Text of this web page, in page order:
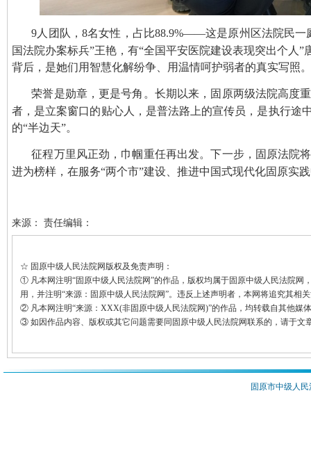
9人团队，8名女性，占比88.9%——这是原州区法院民一
国法院办案标兵”王艳，有“全国平安医院建设表现突出个人
背后，是她们用智慧化解纷争、用温情呵护弱者的真实写照
荣誉是勋章，更是号角。长期以来，固原两级法院高度
者，是立案窗口的贴心人，是普法路上的宣传员，是执行途
的“半边天”。
征程万里风正劲，巾帼重任再出发。下一步，固原法院
进为榜样，在服务“两个市”建设、推进中国式现代化固原实
来源： 责任编辑：
☆ 固原中级人民法院网版权及免责声明：
① 凡本网注明“固原中级人民法院网”的作品，版权均属于固原中级人民法院
用，并注明“来源：固原中级人民法院网”。违反上述声明者，本网将追究其相
② 凡本网注明“来源：XXX(非固原中级人民法院网)”的作品，均转载自其他媒
③ 如因作品内容、版权或其它问题需要同固原中级人民法院网联系的，请于文
固原市中级人